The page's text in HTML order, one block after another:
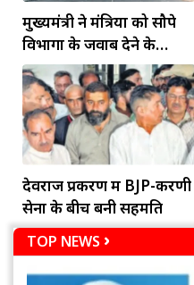
मुख्यमंत्री ने मंत्रियों को सौपे
विभागों के जवाब देने के
दायित्व
देवराज प्रकरण में BJP-करणी
सेना के बीच बनी सहमति
TOP NEWS